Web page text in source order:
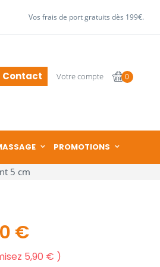
Vos frais de port gratuits dès 199€.
Contact Votre compte 0
PROMOTIONS
5 cm
€
5,90 €